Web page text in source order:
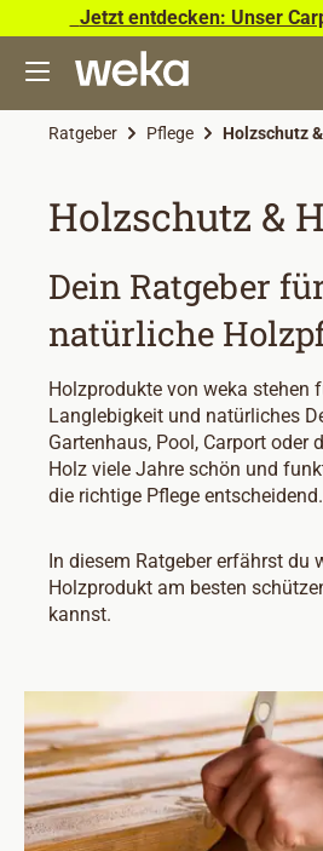
Zum Hauptinhalt springen
Jetzt entdecken: Unser
Ratgeber Pflege Holzschutz
Holzschutz &
Dein Ratgeber
natürliche
Holzprodukte von weka stehen
Langlebigkeit und natürliches
Gartenhaus, Pool, Carport oder
Holz viele Jahre schön und
die richtige Pflege entscheidend.
In diesem Ratgeber erfährst du
Holzprodukt am besten
kannst.